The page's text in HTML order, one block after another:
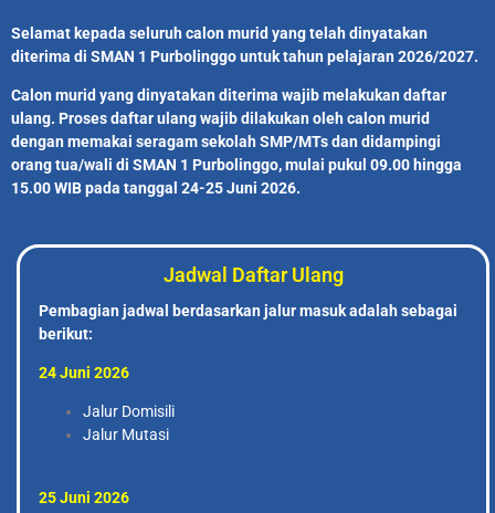
Selamat kepada seluruh calon murid yang telah dinyatakan
diterima di SMAN 1 Purbolinggo untuk tahun pelajaran 2026/2027.
Calon murid yang dinyatakan diterima wajib melakukan daftar
ulang. Proses daftar ulang wajib dilakukan oleh calon murid
dengan memakai seragam sekolah SMP/MTs dan didampingi
orang tua/wali di SMAN 1 Purbolinggo, mulai pukul 09.00 hingga
15.00 WIB pada tanggal 24-25 Juni 2026.
Jadwal Daftar Ulang
Pembagian jadwal berdasarkan jalur masuk adalah sebagai
berikut:
24 Juni 2026
Jalur Domisili
Jalur Mutasi
25 Juni 2026